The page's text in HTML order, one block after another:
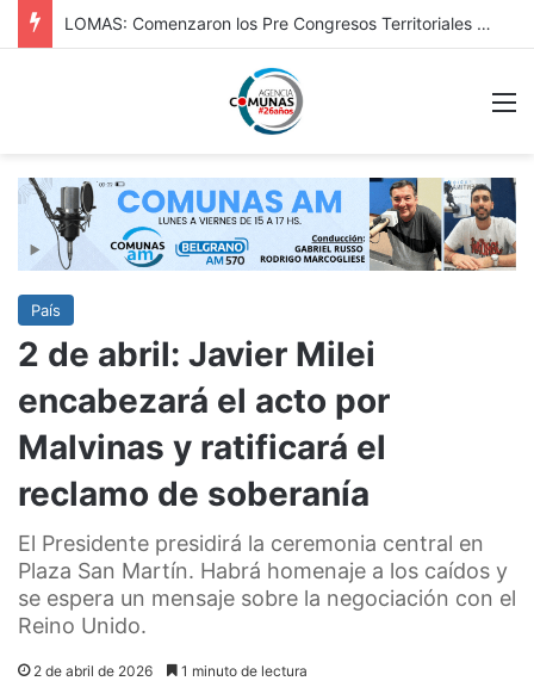
Dabi: continúan en Chivilcoy los controles vehiculares y refuerzan la prevención en accesos y espacios públicos
País
2 de abril: Javier Milei
encabezará el acto por
Malvinas y ratificará el
reclamo de soberanía
El Presidente presidirá la ceremonia central en
Plaza San Martín. Habrá homenaje a los caídos y
se espera un mensaje sobre la negociación con el
Reino Unido.
2 de abril de 2026 1 minuto de lectura